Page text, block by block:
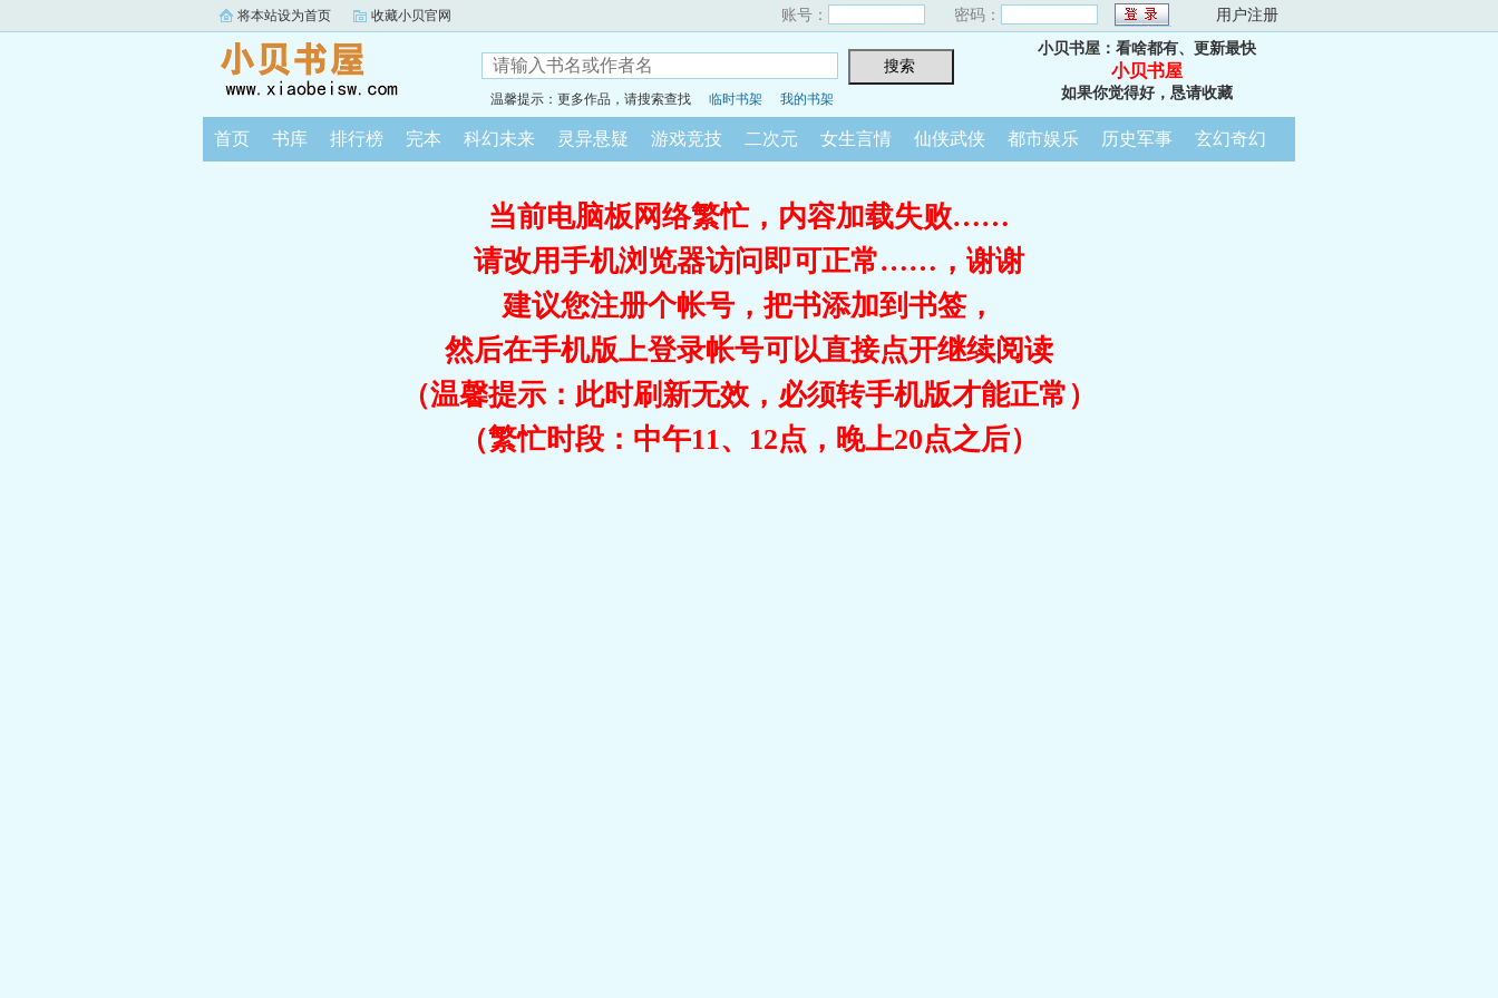
将本站设为首页 收藏小贝官网 账号： 密码： 用户注册
温馨提示：更多作品，请搜索查找 临时书架 我的书架
小贝书屋：看啥都有、更新最快
小贝书屋
如果你觉得好，恳请收藏
首页 书库 排行榜 完本 科幻未来 灵异悬疑 游戏竞技 二次元 女生言情 仙侠武侠 都市娱乐 历史军事 玄幻奇幻
当前电脑板网络繁忙，内容加载失败……
请改用手机浏览器访问即可正常……，谢谢
建议您注册个帐号，把书添加到书签，
然后在手机版上登录帐号可以直接点开继续阅读
（温馨提示：此时刷新无效，必须转手机版才能正常）
（繁忙时段：中午11、12点，晚上20点之后）